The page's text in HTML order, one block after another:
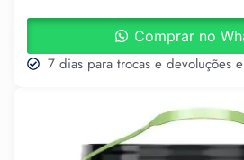
Comprar no
7 dias para trocas e devoluções